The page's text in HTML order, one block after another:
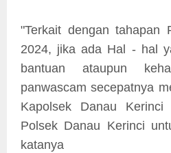
"Terkait dengan tahapan
2024, jika ada Hal - hal
bantuan ataupun
panwascam secepatnya
Kapolsek Danau
Polsek Danau Kerinci
katanya